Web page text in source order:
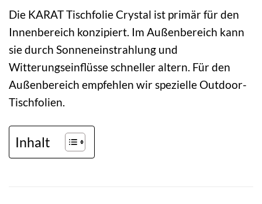
Die KARAT Tischfolie Crystal ist primär für den
Innenbereich konzipiert. Im Außenbereich kann
sie durch Sonneneinstrahlung und
Witterungseinflüsse schneller altern. Für den
Außenbereich empfehlen wir spezielle Outdoor-
Tischfolien.
Inhalt